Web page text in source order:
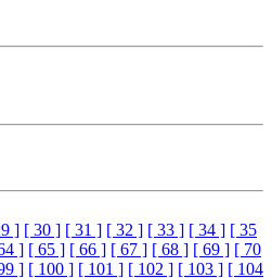
] [ 30 ] [ 31 ] [ 32 ] [ 33 ] [ 34 ] [ 35
] [ 65 ] [ 66 ] [ 67 ] [ 68 ] [ 69 ] [ 70
] [ 100 ] [ 101 ] [ 102 ] [ 103 ] [ 104